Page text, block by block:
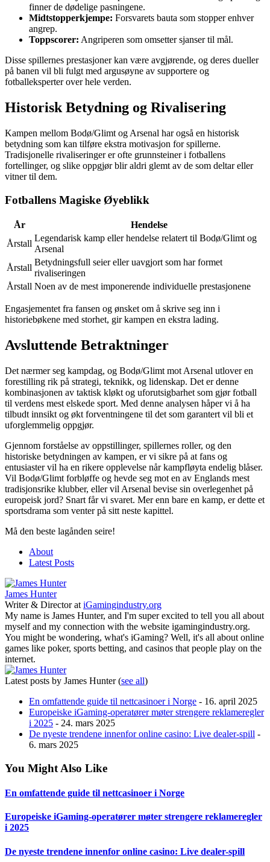
finner de dødelige pasningene.
Midtstopperkjempe: Forsvarets bauta som stopper enhver
angrep.
Toppscorer: Angriperen som omsetter sjanser til mål.
Disse spillernes prestasjoner kan være avgjørende, og deres dueller
på banen vil bli fulgt med argusøyne av supportere og
fotballeksperter over hele verden.
Historisk Betydning og Rivalisering
Kampen mellom Bodø/Glimt og Arsenal har også en historisk
betydning som kan tilføre ekstra motivasjon for spillerne.
Tradisjonelle rivaliseringer er ofte grunnsteiner i fotballens
fortellinger, og slike oppgjør blir aldri glemt av de som deltar eller
vitner til dem.
Fotballens Magiske Øyeblikk
År
Hendelse
Årstall
Legendarisk kamp eller hendelse relatert til Bodø/Glimt og
Arsenal
Årstall
Betydningsfull seier eller uavgjort som har formet
rivaliseringen
Årstall Noen av de mest imponerende individuelle prestasjonene
Engasjementet fra fansen og ønsket om å skrive seg inn i
historiebøkene med storhet, gir kampen en ekstra lading.
Avsluttende Betraktninger
Det nærmer seg kampdag, og Bodø/Glimt mot Arsenal utlover en
forestilling rik på strategi, teknikk, og lidenskap. Det er denne
kombinasjonen av taktisk kløkt og uforutsigbarhet som gjør fotball
til verdens mest elskede sport. Med denne analysen håper vi å ha
tilbudt innsikt og økt forventningene til det som garantert vil bli et
uforglemmelig oppgjør.
Gjennom forståelse av oppstillinger, spillernes roller, og den
historiske betydningen av kampen, er vi sikre på at fans og
entusiaster vil ha en rikere opplevelse når kampfløyta endelig blåser.
Vil Bodø/Glimt forbløffe og hevde seg mot en av Englands mest
tradisjonsrike klubber, eller vil Arsenal bevise sin overlegenhet på
europeisk jord? Snart får vi svaret. Mer enn bare en kamp, er dette et
sportsdrama som venter på sitt neste kapittel.
Må den beste lagånden seire!
About
Latest Posts
James Hunter
Writer & Directorat iGamingindustry.org
My name is James Hunter, and I'm super excited to tell you all about
myself and my connection with the website igamingindustry.org.
You might be wondering, what's iGaming? Well, it's all about online
games like poker, sports betting, and casinos that people play on the
internet.
Latest posts by James Hunter(see all)
En omfattende guide til nettcasinoer i Norge - 16. april 2025
Europeiske iGaming-operatører møter strengere reklameregler
i 2025 - 24. mars 2025
De nyeste trendene innenfor online casino: Live dealer-spill -
6. mars 2025
You Might Also Like
En omfattende guide til nettcasinoer i Norge
Europeiske iGaming-operatører møter strengere reklameregler
i 2025
De nyeste trendene innenfor online casino: Live dealer-spill